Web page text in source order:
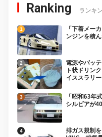
Ranking ランキ
「下着メー
ンジンを積
電源やバッ
ト状ドリン
イススラリ
「昭和63年
シルビアが
排ガス規制